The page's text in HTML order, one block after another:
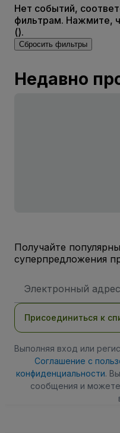
Нет событий,
фильтрам. Нажмите,
().
Сбросить фильтры
Недавно
Получайте
суперпредложения
электронной
Присоединиться к
Выполняя вход или
Соглашение с
конфиденциальности.
сообщения и